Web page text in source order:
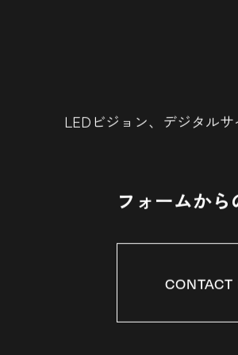
LEDビジョン、デジタルサ
フォームか
CONTACT